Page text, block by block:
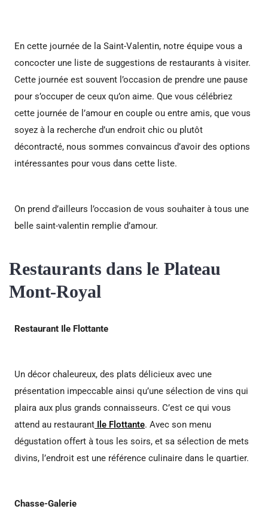
En cette journée de la Saint-Valentin, notre équipe vous a
concocter une liste de suggestions de restaurants à visiter.
Cette journée est souvent l’occasion de prendre une pause
pour s’occuper de ceux qu’on aime. Que vous célébriez
cette journée de l’amour en couple ou entre amis, que vous
soyez à la recherche d’un endroit chic ou plutôt
décontracté, nous sommes convaincus d’avoir des options
intéressantes pour vous dans cette liste.
On prend d’ailleurs l’occasion de vous souhaiter à tous une
belle saint-valentin remplie d’amour.
Restaurants dans le Plateau
Mont-Royal
Restaurant Ile Flottante
Un décor chaleureux, des plats délicieux avec une
présentation impeccable ainsi qu’une sélection de vins qui
plaira aux plus grands connaisseurs. C’est ce qui vous
attend au restaurant Ile Flottante. Avec son menu
dégustation offert à tous les soirs, et sa sélection de mets
divins, l’endroit est une référence culinaire dans le quartier.
Chasse-Galerie